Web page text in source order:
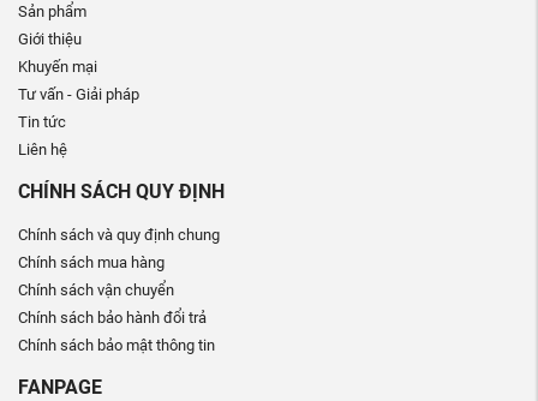
Sản phẩm
Giới thiệu
Khuyến mại
Tư vấn - Giải pháp
Tin tức
Liên hệ
CHÍNH SÁCH QUY ĐỊNH
Chính sách và quy định chung
Chính sách mua hàng
Chính sách vận chuyển
Chính sách bảo hành đổi trả
Chính sách bảo mật thông tin
FANPAGE